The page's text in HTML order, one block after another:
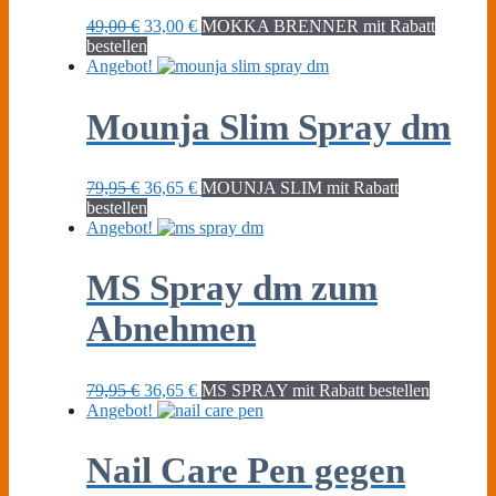
49,00€ Ursprünglicher
Preis
war:
33,00 €Aktueller
ist:
MOKKA BRENNER mit Rabatt
bestellen
Angebot!
Mounja Slim Spray dm
79,95€ Ursprünglicher
Preis
war:
36,65 €Aktueller
ist:
MOUNJA SLIM mit Rabatt
bestellen
Angebot!
MS Spray dm zum
Abnehmen
79,95€ Ursprünglicher
Preis
36,65 €Aktueller
Preis
MS SPRAY mit Rabatt bestellen
Angebot!
Nail Care Pen gegen